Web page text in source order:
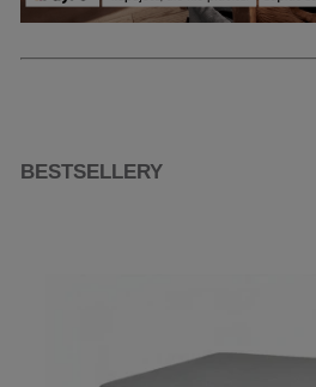
BESTSELLERY